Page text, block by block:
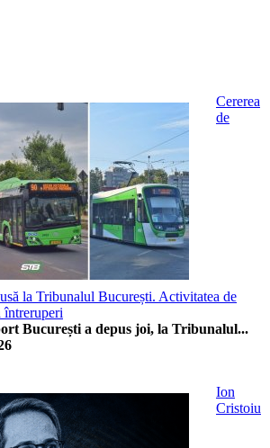
Cererea
de
la Tribunalul București. Activitatea de
întreruperi
București a depus joi, la Tribunalul...
Ion
Cristoiu